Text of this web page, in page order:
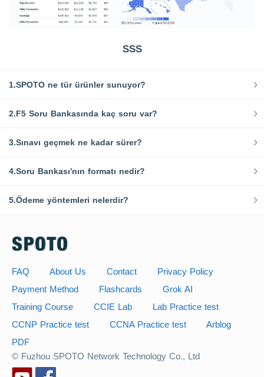
SSS
1.SPOTO ne tür ürünler sunuyor?
2.F5 Soru Bankasında kaç soru var?
3.Sınavı geçmek ne kadar sürer?
4.Soru Bankası'nın formatı nedir?
5.Ödeme yöntemleri nelerdir?
FAQ About Us Contact
Privacy Policy
Payment Method
Flashcards
Grok AI
Training Course
CCIE Lab
Lab Practice test
CCNP Practice test
CCNA Practice test
Arblog
PDF
© Fuzhou SPOTO Network Technology Co., Ltd